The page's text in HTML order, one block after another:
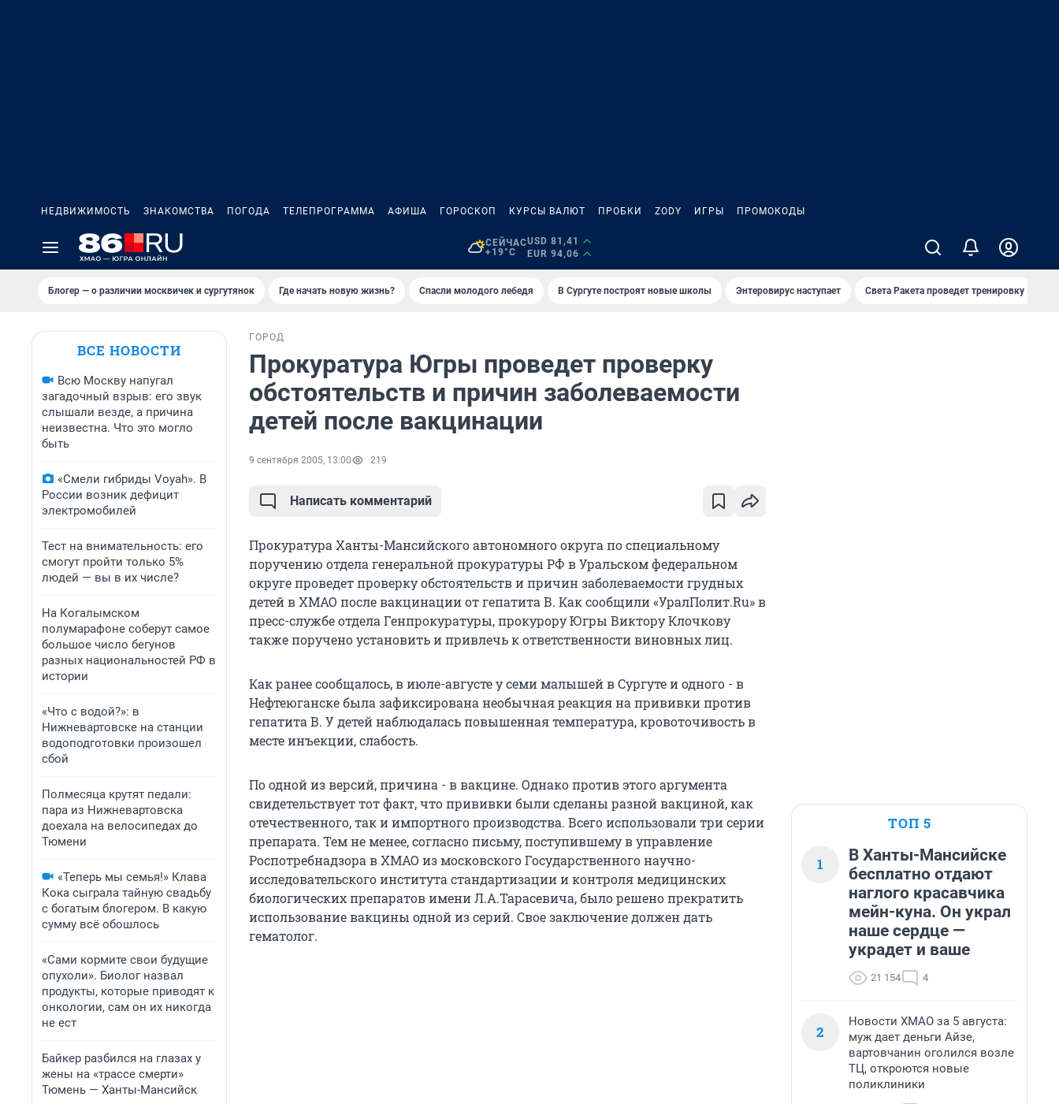
НЕДВИЖИМОСТЬ ЗНАКОМСТВА ПОГОДА ТЕЛЕПРОГРАММА АФИША ГОРОСКОП КУРСЫ ВАЛЮТ ПРОБКИ ZODY ИГРЫ ПРОМОКОДЫ
СЕЙЧАС
+19°C
USD 81,41
EUR 94,06
Блогер — о различии москвичек и сургутянок Где начать новую жизнь? Спасли молодого лебедя В Сургуте построят новые школы Энтеровирус наступает Света Ракета проведет тренировку
ВСЕ НОВОСТИ
Всю Москву напугал
загадочный взрыв: его звук
слышали везде, а причина
неизвестна. Что это могло
быть
«Смели гибриды Voyah». В
России возник дефицит
электромобилей
Тест на внимательность: его
смогут пройти только 5%
людей — вы в их числе?
На Когалымском
полумарафоне соберут самое
большое число бегунов
разных национальностей РФ в
истории
«Что с водой?»: в
Нижневартовске на станции
водоподготовки произошел
сбой
Полмесяца крутят педали:
пара из Нижневартовска
доехала на велосипедах до
Тюмени
«Теперь мы семья!» Клава
Кока сыграла тайную свадьбу
с богатым блогером. В какую
сумму всё обошлось
«Сами кормите свои будущие
опухоли». Биолог назвал
продукты, которые приводят к
онкологии, сам он их никогда
не ест
Байкер разбился на глазах у
жены на «трассе смерти»
Тюмень — Ханты-Мансийск
ГОРОД
Прокуратура Югры проведет проверку
обстоятельств и причин заболеваемости
детей после вакцинации
9 сентября 2005, 13:00 219
Написать комментарий
Прокуратура Ханты-Мансийского автономного округа по специальному
поручению отдела генеральной прокуратуры РФ в Уральском федеральном
округе проведет проверку обстоятельств и причин заболеваемости грудных
детей в ХМАО после вакцинации от гепатита В. Как сообщили «УралПолит.Ru» в
пресс-службе отдела Генпрокуратуры, прокурору Югры Виктору Клочкову
также поручено установить и привлечь к ответственности виновных лиц.
Как ранее сообщалось, в июле-августе у семи малышей в Сургуте и одного - в
Нефтеюганске была зафиксирована необычная реакция на прививки против
гепатита В. У детей наблюдалась повышенная температура, кровоточивость в
месте инъекции, слабость.
По одной из версий, причина - в вакцине. Однако против этого аргумента
свидетельствует тот факт, что прививки были сделаны разной вакциной, как
отечественного, так и импортного производства. Всего использовали три серии
препарата. Тем не менее, согласно письму, поступившему в управление
Роспотребнадзора в ХМАО из московского Государственного научно-
исследовательского института стандартизации и контроля медицинских
биологических препаратов имени Л.А.Тарасевича, было решено прекратить
использование вакцины одной из серий. Свое заключение должен дать
гематолог.
ТОП 5
1
В Ханты-Мансийске
бесплатно отдают
наглого красавчика
мейн-куна. Он украл
наше сердце —
украдет и ваше
21 154 4
2
Новости ХМАО за 5 августа:
муж дает деньги Айзе,
вартовчанин оголился возле
ТЦ, откроются новые
поликлиники